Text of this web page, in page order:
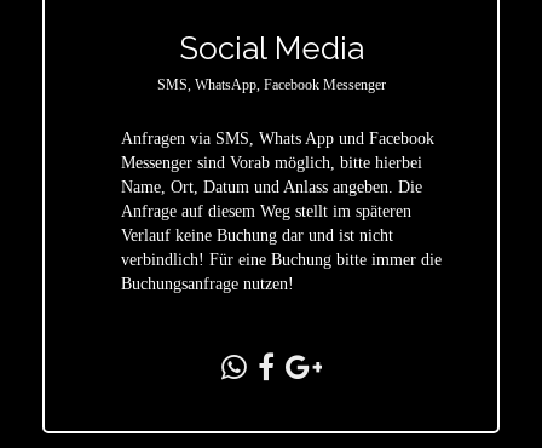
Social Media
SMS, WhatsApp, Facebook Messenger
Anfragen via SMS, Whats App und Facebook
Messenger sind Vorab möglich, bitte hierbei
Name, Ort, Datum und Anlass angeben. Die
Anfrage auf diesem Weg stellt im späteren
Verlauf keine Buchung dar und ist nicht
verbindlich! Für eine Buchung bitte immer die
Buchungsanfrage nutzen!